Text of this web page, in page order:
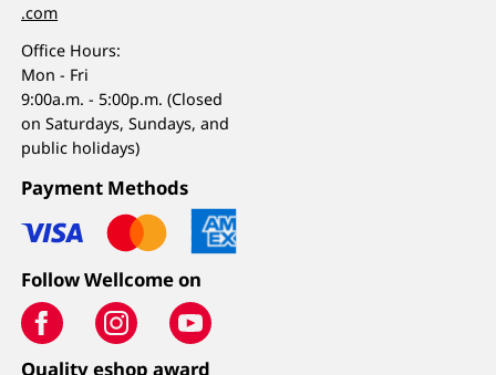
.com
Office Hours:
Mon - Fri
9:00a.m. - 5:00p.m. (Closed
on Saturdays, Sundays, and
public holidays)
Payment Methods
Follow Wellcome on
Quality eshop award